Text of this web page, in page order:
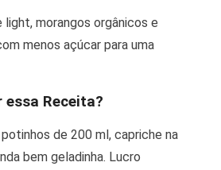
morangos orgânicos e
menos açúcar para uma
essa Receita?
de 200 ml, capriche na
bem geladinha. Lucro